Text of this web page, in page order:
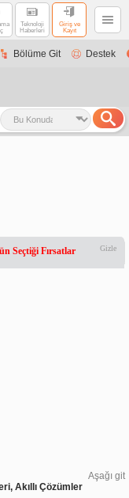
Teknoloji
Haberleri
Giriş ve
Kayıt
Bölüme Git Destek
Seçtiği Fırsatlar Gizle
Aşağı git
Akıllı Çözümler